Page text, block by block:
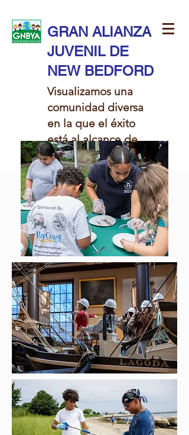
GRAN ALIANZA
JUVENIL DE
NEW BEDFORD
Visualizamos una
comunidad diversa
en la que el éxito
está al alcance de
todos los niños.​​